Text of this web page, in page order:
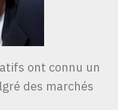
ont connu un
des marchés